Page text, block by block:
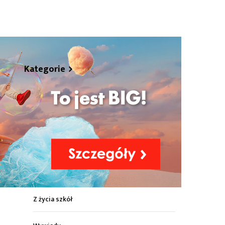
Kategorie
Z życia miasta
Sport
Kultura
Wiadomości z regionu
Z życia szkół